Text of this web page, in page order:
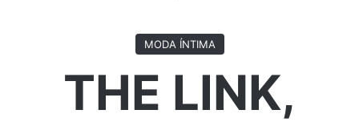
MODA ÍNTIMA
THE LINK,